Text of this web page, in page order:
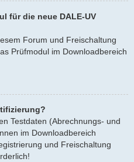
für die neue DALE-UV
Forum und Freischaltung
Prüfmodul im Downloadbereich
Testdaten (Abrechnungs- und
im Downloadbereich
und Freischaltung